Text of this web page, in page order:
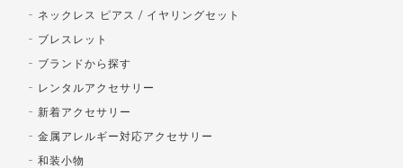
ネックレス ピアス / イヤリングセット
ブレスレット
ブランドから探す
レンタルアクセサリー
新着アクセサリー
金属アレルギー対応アクセサリー
和装小物